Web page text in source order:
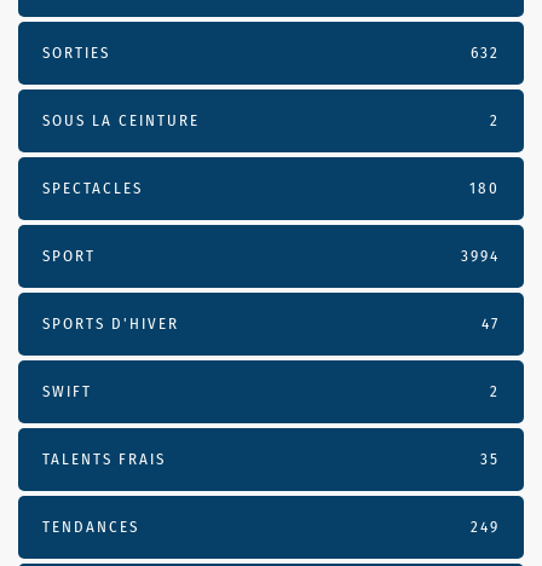
SORTIES 632
SOUS LA CEINTURE 2
SPECTACLES 180
SPORT 3994
SPORTS D'HIVER 47
SWIFT 2
TALENTS FRAIS 35
TENDANCES 249